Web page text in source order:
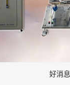
好消息